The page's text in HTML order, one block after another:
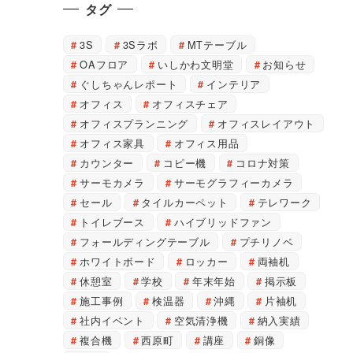
タグ
3S 3Sラボ
MTテーブル
OAフロア
いしかわ文明堂
お知らせ
ぐしちゃんレポート
インテリア
オフィス
オフィスチェア
オフィスプランニング
オフィスレイアウト
オフィス家具
オフィス用品
カウンター
コピー機
コロナ対策
サーモカメラ
サーモグラフィーカメラ
セール
タイルカーペット
テレワーク
トイレブース
ハイブリッドファン
フォールディングテーブル
プチリノベ
ホワイトボード
ロッカー
両袖机
休憩室
学校 年末年始
掲示板
施工事例
検温器 沖縄
片袖机
社内イベント
空気清浄機
納入実績
複合機
西原町 講座
銅像